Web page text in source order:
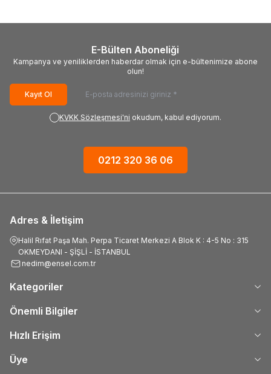
E-Bülten Aboneliği
Kampanya ve yeniliklerden haberdar olmak için e-bültenimize abone
olun!
Kayıt Ol
KVKK Sözleşmesi'ni okudum, kabul ediyorum.
0212 320 36 06
Adres & İletişim
Halil Rıfat Paşa Mah. Perpa Ticaret Merkezi A Blok K : 4-5 No : 315
OKMEYDANI - ŞİŞLİ - İSTANBUL
nedim@ensel.com.tr
Kategoriler
Önemli Bilgiler
Hızlı Erişim
Üye